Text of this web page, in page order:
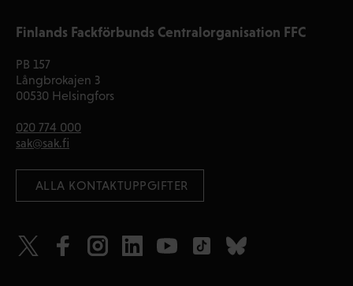
Finlands Fackförbunds Centralorganisation FFC
PB 157
Långbrokajen 3
00530 Helsingfors
020 774 000
sak@sak.fi
ALLA KONTAKTUPPGIFTER